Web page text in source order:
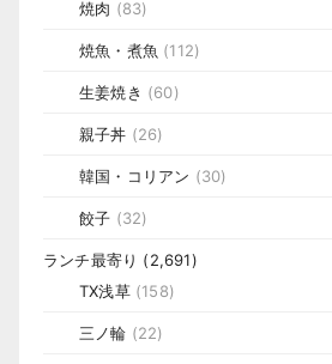
焼肉 (83)
焼魚・煮魚 (112)
生姜焼き (60)
親子丼 (26)
韓国・コリアン (30)
餃子 (32)
ランチ最寄り (2,691)
TX浅草(158)
三ノ輪 (22)